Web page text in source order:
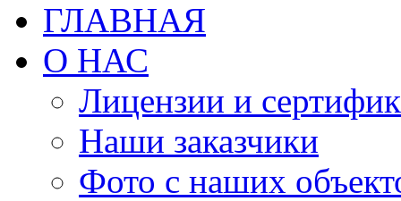
ГЛАВНАЯ
О НАС
Лицензии и
Наши заказчики
Фото с наших